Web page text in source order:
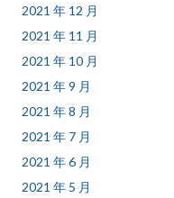
2021 年 12 月
2021 年 11 月
2021 年 10 月
2021 年 9 月
2021 年 8 月
2021 年 7 月
2021 年 6 月
2021 年 5 月